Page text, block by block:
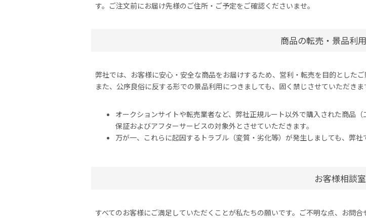
す。ご注文前にお届け先様のご住所・ご予定をご確認くださいませ。
商品の転売・景品利
弊社では、お客様に安心・安全な商品をお届けするため、営利・転売を目的としたご
また、公序良俗に反する形での景品利用につきましても、固く禁じさせていただきま
オークションサイトや転売業者など、弊社正規ルート以外で購入された商品
保証およびアフターサービスの対象外とさせていただきます。
万が一、これらに起因するトラブル（変質・劣化等）が発生しましても、弊
お客様相談室
すべてのお客様にご満足していただくことが私たちの願いです。ご不明な点、お問合